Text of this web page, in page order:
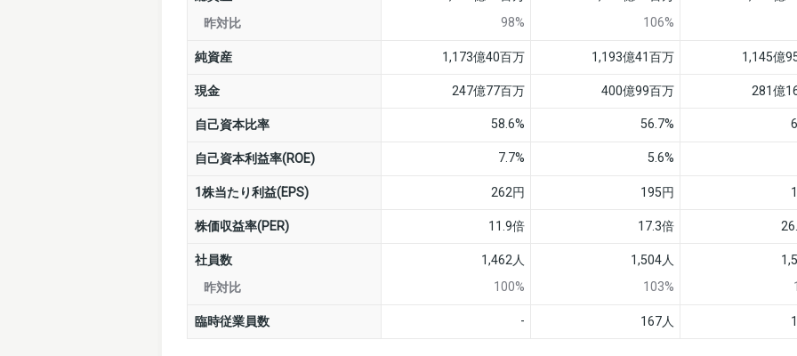
昨対比
98%
106%
純資産 1,173億40百万 1,193億41百万 1,145億
現金 247億77百万 400億99百万 281億
自己資本比率 58.6% 56.7%
自己資本利益率(ROE) 7.7% 5.6%
1株当たり利益(EPS) 262円 195円
株価収益率(PER) 11.9倍 17.3倍
社員数
昨対比
1,462人
100%
1,504人
103%
臨時従業員数 - 167人